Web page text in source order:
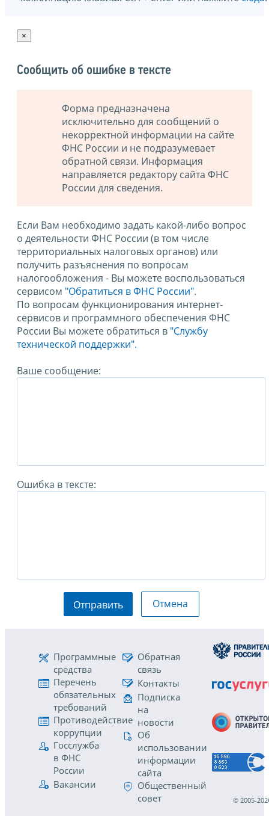
×
Сообщить об ошибке в тексте
Форма предназначена
исключительно для сообщений о
некорректной информации на сайте
ФНС России и не подразумевает
обратной связи. Информация
направляется редактору сайта ФНС
России для сведения.
Если Вам необходимо задать какой-либо вопрос
о деятельности ФНС России (в том числе
территориальных налоговых органов) или
получить разъяснения по вопросам
налогообложения - Вы можете воспользоваться
сервисом "Обратиться в ФНС России".
По вопросам функционирования интернет-
сервисов и программного обеспечения ФНС
России Вы можете обратиться в "Службу
технической поддержки".
Ваше сообщение:
Ошибка в тексте:
Отправить Отмена
Программные
средства
Перечень
обязательных
требований
Противодействие
коррупции
Госслужба
в ФНС
России
Вакансии
Обратная
связь
Контакты
Подписка
на
новости
Об
использовании
информации
сайта
Общественный
совет
© 2005-